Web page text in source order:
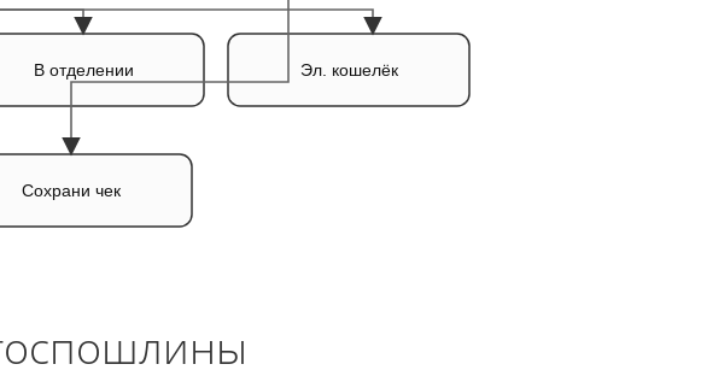
В отделении Эл. кошелёк
Сохрани чек